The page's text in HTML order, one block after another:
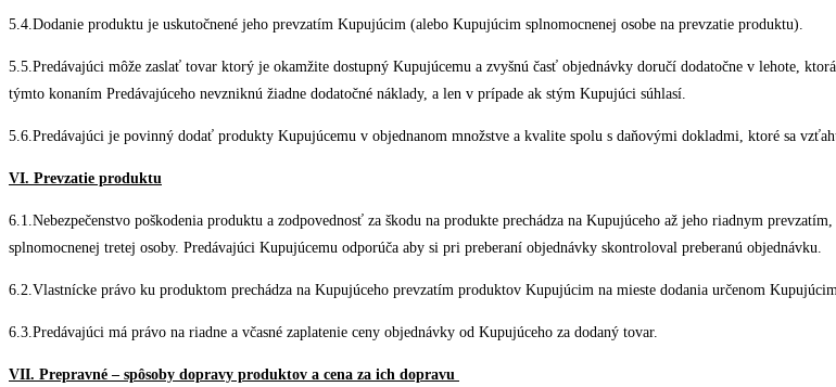
5.4.Dodanie produktu je uskutočnené jeho prevzatím Kupujúcim (alebo Kupujúcim splnomocnenej osobe na prevzatie produktu).
5.5.Predávajúci môže zaslať tovar ktorý je okamžite dostupný Kupujúcemu a zvyšnú časť objednávky doručí dodatočne v lehote,
týmto konaním Predávajúceho nevzniknú žiadne dodatočné náklady, a len v prípade ak stým Kupujúci súhlasí.
5.6.Predávajúci je povinný dodať produkty Kupujúcemu v objednanom množstve a kvalite spolu s daňovými dokladmi, ktoré sa
VI. Prevzatie produktu
6.1.Nebezpečenstvo poškodenia produktu a zodpovednosť za škodu na produkte prechádza na Kupujúceho až jeho riadnym
splnomocnenej tretej osoby. Predávajúci Kupujúcemu odporúča aby si pri preberaní objednávky skontroloval preberanú objednávku.
6.2.Vlastnícke právo ku produktom prechádza na Kupujúceho prevzatím produktov Kupujúcim na mieste dodania určenom
6.3.Predávajúci má právo na riadne a včasné zaplatenie ceny objednávky od Kupujúceho za dodaný tovar.
VII. Prepravné – spôsoby dopravy produktov a cena za ich dopravu